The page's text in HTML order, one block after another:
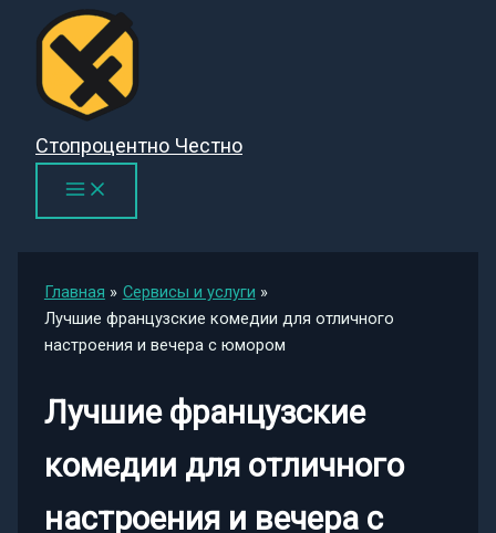
Перейти
содержимому
Стопроцентно Честно
Главная
Сервисы и услуги
Лучшие французские комедии для отличного
настроения и вечера с юмором
Лучшие французские
комедии для отличного
настроения и вечера с